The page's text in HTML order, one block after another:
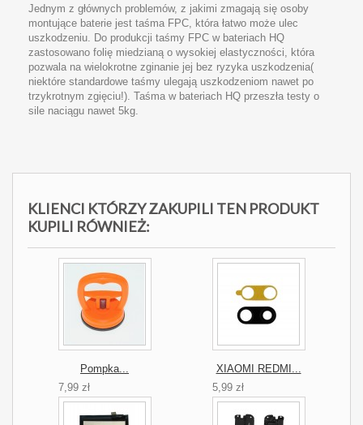
Jednym z głównych problemów, z jakimi zmagają się osoby
montujące baterie jest taśma FPC, która łatwo może ulec
uszkodzeniu. Do produkcji taśmy FPC w bateriach HQ
zastosowano folię miedzianą o wysokiej elastyczności, która
pozwala na wielokrotne zginanie jej bez ryzyka uszkodzenia(
niektóre standardowe taśmy ulegają uszkodzeniom nawet po
trzykrotnym zgięciu!). Taśma w bateriach HQ przeszła testy o
sile naciągu nawet 5kg.
KLIENCI KTÓRZY ZAKUPILI TEN PRODUKT
KUPILI RÓWNIEŻ:
Pompka...
7,99 zł
XIAOMI REDMI...
5,99 zł